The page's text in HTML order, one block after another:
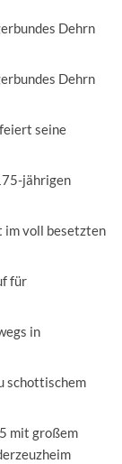
Dehrn
Dehrn
seine
jährigen
im voll besetzten
für
in
schottischem
mit großem